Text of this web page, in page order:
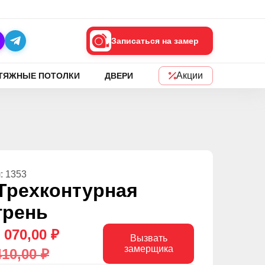
Записаться на замер
ПОТОЛКИ ДВЕРИ Акции
1353
070,00 ₽
₽
Вызвать
замерщика